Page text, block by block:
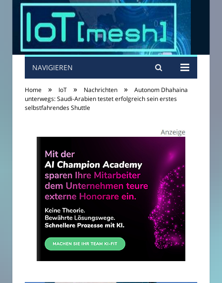
NAVIGIEREN
Home » IoT » Nachrichten »
Autonom Dhahaina
unterwegs: Saudi-Arabien testet erfolgreich sein erstes
selbstfahrendes Shuttle